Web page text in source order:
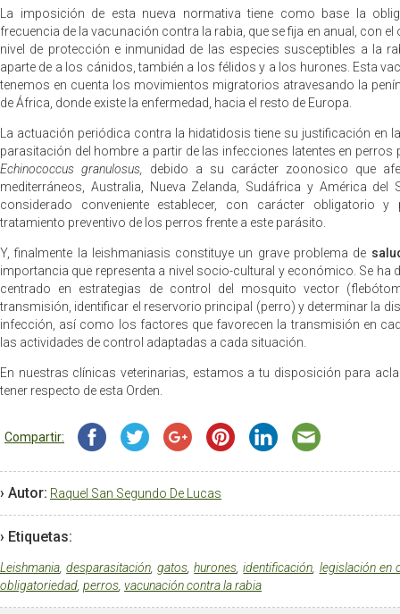
La imposición de esta nueva normativa tiene como base la
frecuencia de la vacunación contra la rabia, que se fija en anual, con
nivel de protección e inmunidad de las especies susceptibles a la
aparte de a los cánidos, también a los félidos y a los hurones. Esta
tenemos en cuenta los movimientos migratorios atravesando la
de África, donde existe la enfermedad, hacia el resto de Europa.
La actuación periódica contra la hidatidosis tiene su justificación en
parasitación del hombre a partir de las infecciones latentes en
Echinococcus granulosus, debido a su carácter zoonosico que
mediterráneos, Australia, Nueva Zelanda, Sudáfrica y América
considerado conveniente establecer, con carácter obligatorio
tratamiento preventivo de los perros frente a este parásito.
Y, finalmente la leishmaniasis constituye un grave problema de
importancia que representa a nivel socio-cultural y económico. Se ha
centrado en estrategias de control del mosquito vector
transmisión, identificar el reservorio principal (perro) y determinar la
infección, así como los factores que favorecen la transmisión en
las actividades de control adaptadas a cada situación.
En nuestras clínicas veterinarias, estamos a tu disposición para
tener respecto de esta Orden.
Compartir:
› Autor: Raquel San Segundo De Lucas
› Etiquetas:
Leishmania,desparasitación,gatos,hurones,identificación, legislación en
obligatoriedad, perros, vacunación contra la rabia